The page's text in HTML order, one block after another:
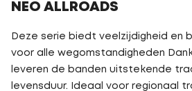
NEO ALLROADS
Deze serie biedt veelzijdigheid en
voor alle wegomstandigheden
leveren de banden uitstekende
levensduur. Ideaal voor regionaal